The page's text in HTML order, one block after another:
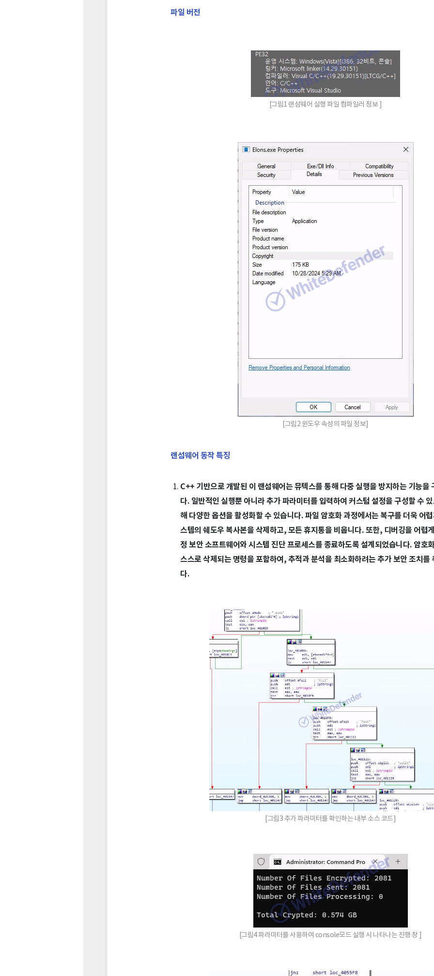
파일 버전
[그림1 랜섬웨어 실행 파일 컴파일러 정보 ]
[그림2 윈도우 속성의 파일 정보]
랜섬웨어 동작 특징
C++ 기반으로 개발된 이 랜섬웨어는 뮤텍스를 통해 다중 실행을 방지하는 기능을
다. 일반적인 실행뿐 아니라 추가 파라미터를 입력하여 커스텀 설정을 구성할 수
해 다양한 옵션을 활성화할 수 있습니다. 파일 암호화 과정에서는 복구를 더욱 어렵
스템의 쉐도우 복사본을 삭제하고, 모든 휴지통을 비웁니다. 또한, 디버깅을 어렵
정 보안 소프트웨어와 시스템 진단 프로세스를 종료하도록 설계되었습니다. 암호
스스로 삭제되는 명령을 포함하여, 추적과 분석을 최소화하려는 추가 보안 조치를
다.
[그림3 추가 파라미터를 확인하는 내부 소스 코드]
[그림4 파라미터를 사용하여 console모드 실행 시 나타나는 진행 창 ]